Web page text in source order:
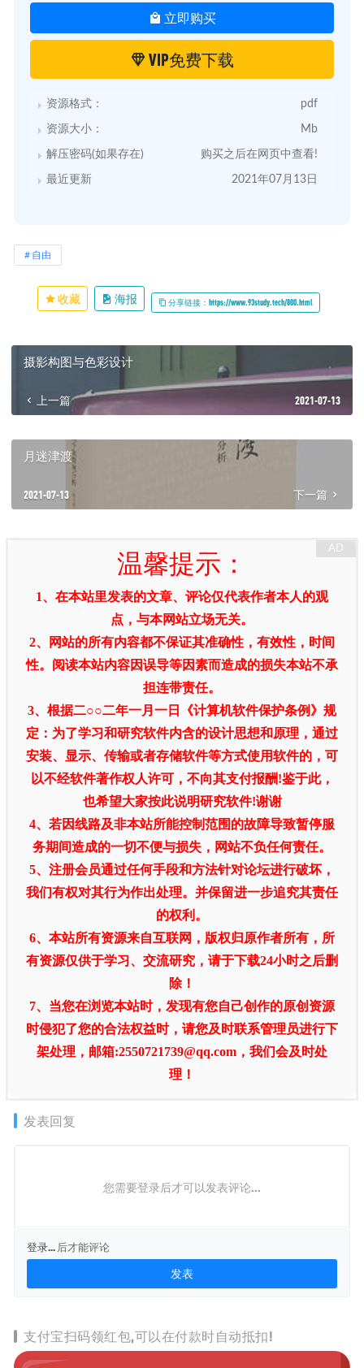
立即购买
VIP免费下载
资源格式： pdf
资源大小： Mb
解压密码(如果存在) 购买之后在网页中查看!
最近更新 2021年07月13日
自由
收藏 海报 分享链接：https://www.93study.tech/800.html
摄影构图与色彩设计
上一篇 2021-07-13
月迷津渡
2021-07-13 下一篇
温馨提示：
1、在本站里发表的文章、评论仅代表作者本人的观
点，与本网站立场无关。
2、网站的所有内容都不保证其准确性，有效性，时间
性。阅读本站内容因误导等因素而造成的损失本站不承
担连带责任。
3、根据二○○二年一月一日《计算机软件保护条例》规
定：为了学习和研究软件内含的设计思想和原理，通过
安装、显示、传输或者存储软件等方式使用软件的，可
以不经软件著作权人许可，不向其支付报酬!鉴于此，
也希望大家按此说明研究软件!谢谢
4、若因线路及非本站所能控制范围的故障导致暂停服
务期间造成的一切不便与损失，网站不负任何责任。
5、注册会员通过任何手段和方法针对论坛进行破坏，
我们有权对其行为作出处理。并保留进一步追究其责任
的权利。
6、本站所有资源来自互联网，版权归原作者所有，所
有资源仅供于学习、交流研究，请于下载24小时之后删
除！
7、当您在浏览本站时，发现有您自己创作的原创资源
时侵犯了您的合法权益时，请您及时联系管理员进行下
架处理，邮箱:2550721739@qq.com，我们会及时处
理！
发表回复
您需要登录后才可以发表评论...
登录... 后才能评论
支付宝扫码领红包,可以在付款时自动抵扣!